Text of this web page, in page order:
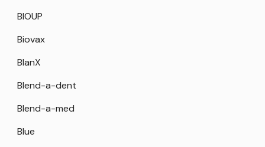
BIOUP
Biovax
BlanX
Blend-a-dent
Blend-a-med
Blue